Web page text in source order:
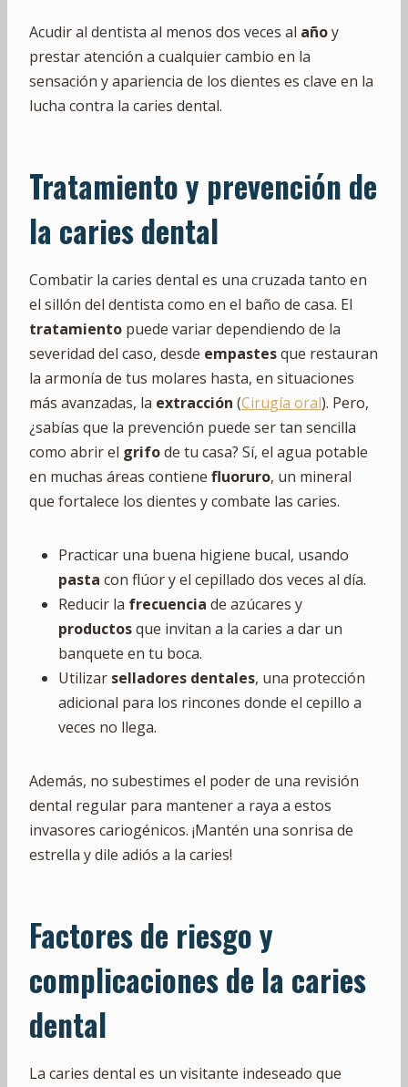
Acudir al dentista al menos dos veces al añoy
prestar atención a cualquier cambio en la
sensación y apariencia de los dientes es clave en la
lucha contra la caries dental.
Tratamiento y prevención de
la caries dental
Combatir la caries dental es una cruzada tanto en
el sillón del dentista como en el baño de casa. El
tratamiento puede variar dependiendo de la
severidad del caso, desde empastesque restauran
la armonía de tus molares hasta, en situaciones
más avanzadas, la extracción (Cirugía oral). Pero,
¿sabías que la prevención puede ser tan sencilla
como abrir el grifode tu casa? Sí, el agua potable
en muchas áreas contiene fluoruro, un mineral
que fortalece los dientes y combate las caries.
Practicar una buena higiene bucal, usando
pasta con flúor y el cepillado dos veces al día.
Reducir la frecuencia de azúcares y
productosque invitan a la caries a dar un
banquete en tu boca.
Utilizar selladores dentales, una protección
adicional para los rincones donde el cepillo a
veces no llega.
Además, no subestimes el poder de una revisión
dental regular para mantener a raya a estos
invasores cariogénicos. ¡Mantén una sonrisa de
estrella y dile adiós a la caries!
Factores de riesgo y
complicaciones de la caries
dental
La caries dental es un visitante indeseado que